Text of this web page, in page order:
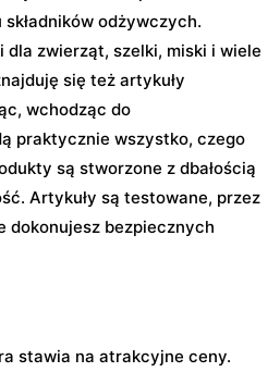
odżywczych.
dla zwierząt, szelki, miski i wiele
się też artykuły
wchodząc do
praktycznie wszystko, czego
są stworzone z dbałością
Artykuły są testowane, przez
dokonujesz bezpiecznych
stawia na atrakcyjne ceny.